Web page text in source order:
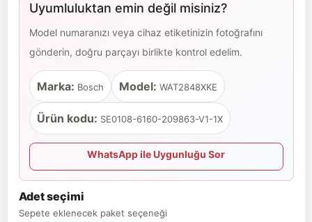
Uyumluluktan emin değil misiniz?
Model numaranızı veya cihaz etiketinizin fotoğrafını
gönderin, doğru parçayı birlikte kontrol edelim.
Marka: Bosch Model: WAT2848XKE
Ürün kodu: SE0108-6160-209863-V1-1X
WhatsApp ile Uygunluğu Sor
Adet seçimi
Sepete eklenecek paket seçeneği